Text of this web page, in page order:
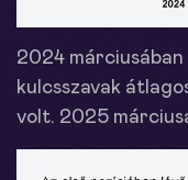
2024
kulcsszavak
volt. 2025